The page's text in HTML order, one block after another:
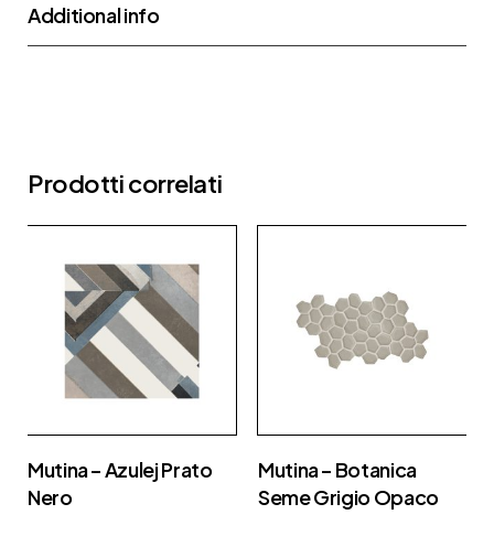
Additional info
Prodotti correlati
Mutina – Azulej Prato
Nero
Mutina – Botanica
Seme Grigio Opaco